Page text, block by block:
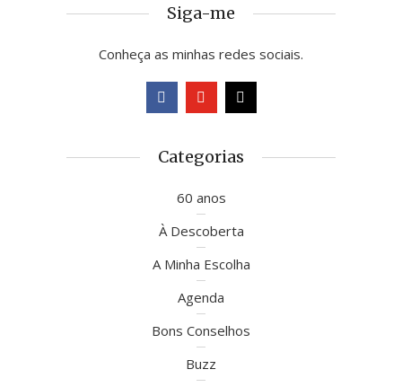
Siga-me
Conheça as minhas redes sociais.
Categorias
60 anos
À Descoberta
A Minha Escolha
Agenda
Bons Conselhos
Buzz